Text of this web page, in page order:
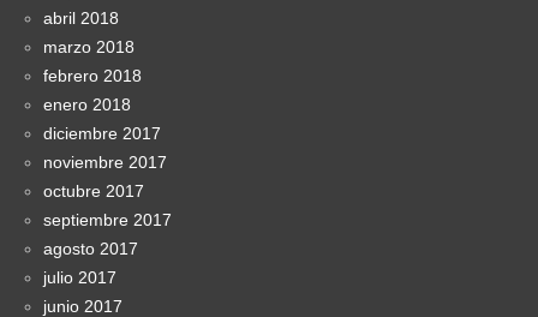
abril 2018
marzo 2018
febrero 2018
enero 2018
diciembre 2017
noviembre 2017
octubre 2017
septiembre 2017
agosto 2017
julio 2017
junio 2017